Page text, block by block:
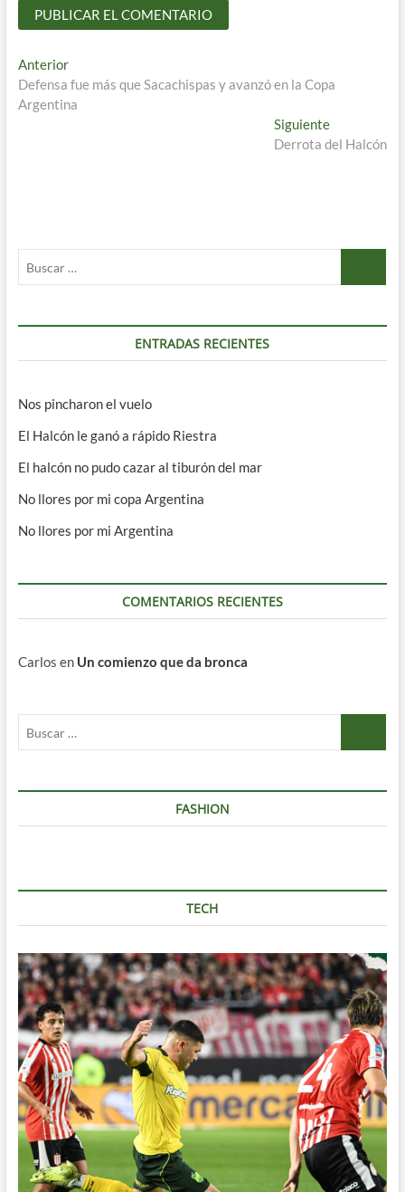
Navegación
de
AnteriorEntrada
anterior:
Defensa fue más que Sacachispas y avanzó en la Copa
Argentina
SiguienteEntrada
siguiente:
Derrota del Halcón
ENTRADAS RECIENTES
Nos pincharon el vuelo
El Halcón le ganó a rápido Riestra
El halcón no pudo cazar al tiburón del mar
No llores por mi copa Argentina
No llores por mi Argentina
COMENTARIOS RECIENTES
Carlos en Un comienzo que da bronca
FASHION
TECH